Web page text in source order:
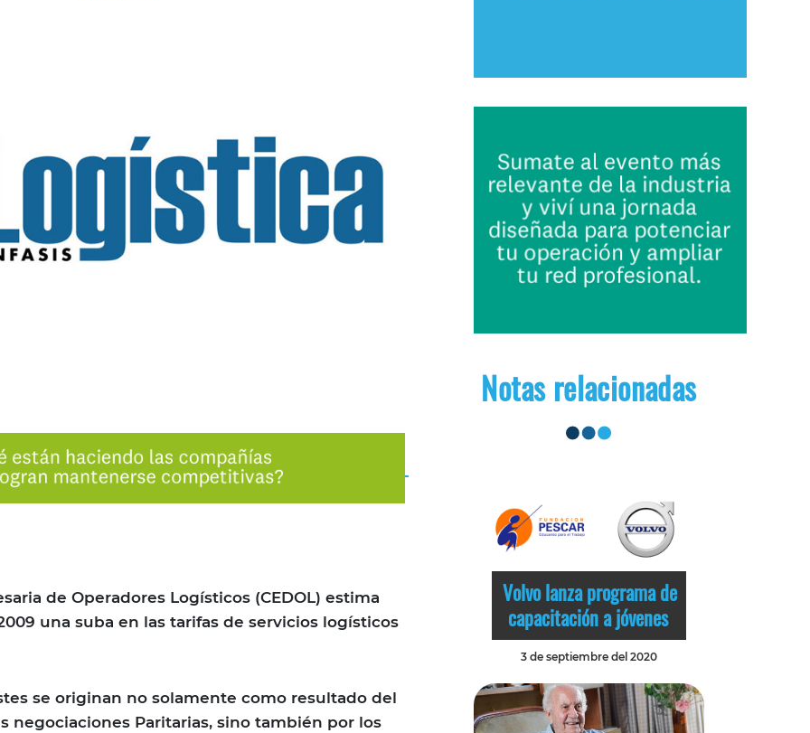
de Operadores Logísticos (CEDOL) estima
una suba en las tarifas de servicios logísticos
se originan no solamente como resultado del
negociaciones Paritarias, sino también por los
Notas relacionadas
Volvo lanza programa de
capacitación a jóvenes
3 de septiembre del 2020